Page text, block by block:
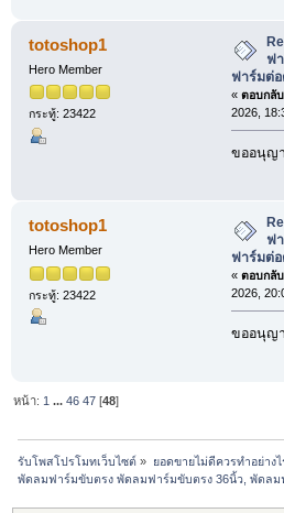
totoshop1
Hero Member
กระทู้: 23422
ฟ
ฟาร์มต่
« ตอบกลั
2026,
ขออนุญ
totoshop1
Hero Member
กระทู้: 23422
ฟ
ฟาร์มต่
« ตอบกลั
2026,
ขออนุญ
หน้า:1 ...46 47 [48]
รับโพสโปรโมทเว็บไซต์ » ยอดขายไม่ดีควรทำอย่างไ
พัดลมฟาร์มขับตรง พัดลมฟาร์มขับตรง 36นิ้ว, พัดลม